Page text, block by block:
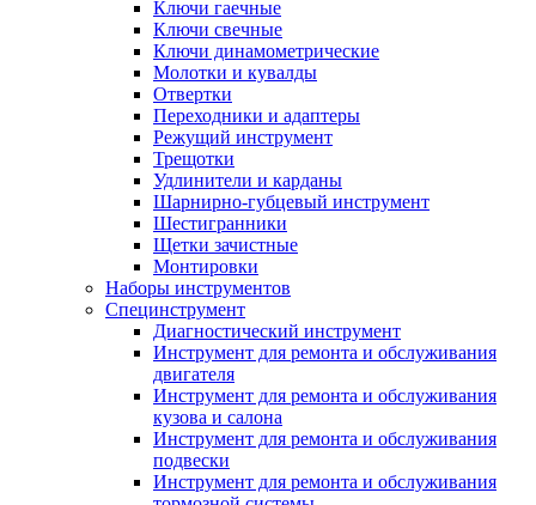
Ключи гаечные
Ключи свечные
Ключи динамометрические
Молотки и кувалды
Отвертки
Переходники и адаптеры
Режущий инструмент
Трещотки
Удлинители и карданы
Шарнирно-губцевый инструмент
Шестигранники
Щетки зачистные
Монтировки
Наборы инструментов
Специнструмент
Диагностический инструмент
Инструмент для ремонта и обслуживания
двигателя
Инструмент для ремонта и обслуживания
кузова и салона
Инструмент для ремонта и обслуживания
подвески
Инструмент для ремонта и обслуживания